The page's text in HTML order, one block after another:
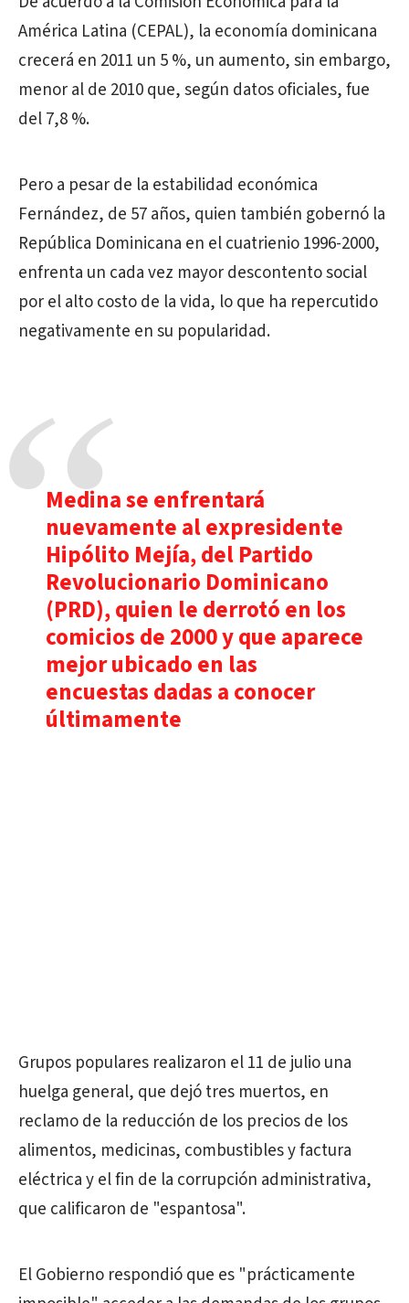
América Latina (CEPAL), la economía dominicana
crecerá en 2011 un 5 %, un aumento, sin embargo,
menor al de 2010 que, según datos oficiales, fue
del 7,8 %.
Pero a pesar de la estabilidad económica
Fernández, de 57 años, quien también gobernó la
República Dominicana en el cuatrienio 1996-2000,
enfrenta un cada vez mayor descontento social
por el alto costo de la vida, lo que ha repercutido
negativamente en su popularidad.
Medina se enfrentará
nuevamente al expresidente
Hipólito Mejía, del Partido
Revolucionario Dominicano
(PRD), quien le derrotó en los
comicios de 2000 y que aparece
mejor ubicado en las
encuestas dadas a conocer
últimamente
Grupos populares realizaron el 11 de julio una
huelga general, que dejó tres muertos, en
reclamo de la reducción de los precios de los
alimentos, medicinas, combustibles y factura
eléctrica y el fin de la corrupción administrativa,
que calificaron de "espantosa".
El Gobierno respondió que es "prácticamente